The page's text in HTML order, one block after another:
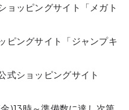
ングサイト「メガト
サイト「ジャンプキ
ッピングサイト